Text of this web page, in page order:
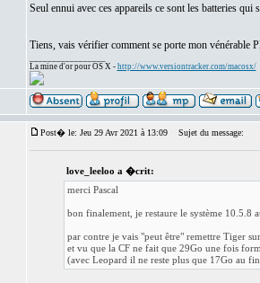
Seul ennui avec ces appareils ce sont les batteries
Tiens, vais vérifier comment se porte mon vénérable
La mine d'or pour OS X - http://www.versiontracker.com/macosx/
Post� le: Jeu 29 Avr 2021 à 13:09 Sujet du message:
love_leeloo a �crit:
merci Pascal
bon finalement, je restaure le système 10.5.8
par contre je vais "peut être" remettre Tiger
et vu que la CF ne fait que 29Go une fois
(avec Leopard il ne reste plus que 17Go au